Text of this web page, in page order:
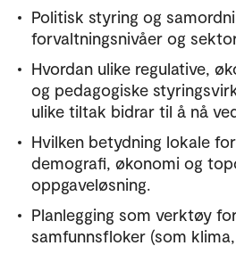
Politisk styring og
forvaltningsnivåer og
Hvordan ulike regulative,
og pedagogiske
ulike tiltak bidrar til å nå
Hvilken betydning lokale
demografi, økonomi og
oppgaveløsning.
Planlegging som verktøy
samfunnsfloker (som